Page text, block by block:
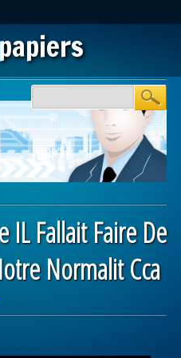
IL Fallait Faire De
Normalit Cca